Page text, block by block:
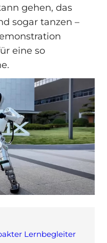
gehen, das
sogar tanzen –
eine so
Lernbegleiter